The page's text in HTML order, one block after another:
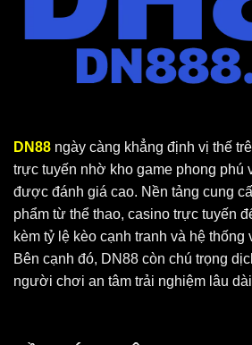
DN88 ngày càng khẳng định vị thế
trực tuyến nhờ kho game phong phú
được đánh giá cao. Nền tảng cung
phẩm từ thể thao, casino trực tuyến
kèm tỷ lệ kèo cạnh tranh và hệ thống
Bên cạnh đó, DN88 còn chú trọng
người chơi an tâm trải nghiệm lâu